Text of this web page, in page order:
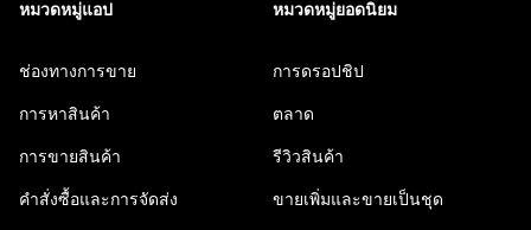
หมวดหมู่แอป
ช่องทางการขาย
การหาสินค้า
การขายสินค้า
คำสั่งซื้อและการจัดส่ง
หมวดหมู่ยอดนิยม
การดรอปชิป
ตลาด
รีวิวสินค้า
ขายเพิ่มและขายเป็นชุด